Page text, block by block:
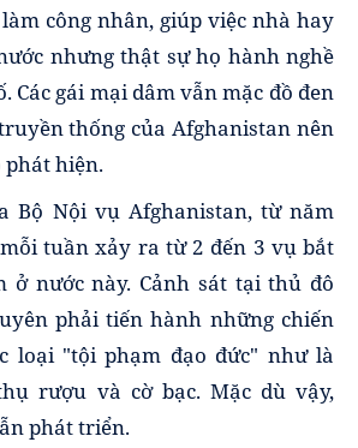
công nhân, giúp việc nhà hay
nhưng thật sự họ hành nghề
Các gái mại dâm vẫn mặc đồ đen
thống của Afghanistan nên
hiện.
Bộ Nội vụ Afghanistan, từ năm
tuần xảy ra từ 2 đến 3 vụ bắt
ở nước này. Cảnh sát tại thủ đô
phải tiến hành những chiến
loại "tội phạm đạo đức" như là
rượu và cờ bạc. Mặc dù vậy,
phát triển.